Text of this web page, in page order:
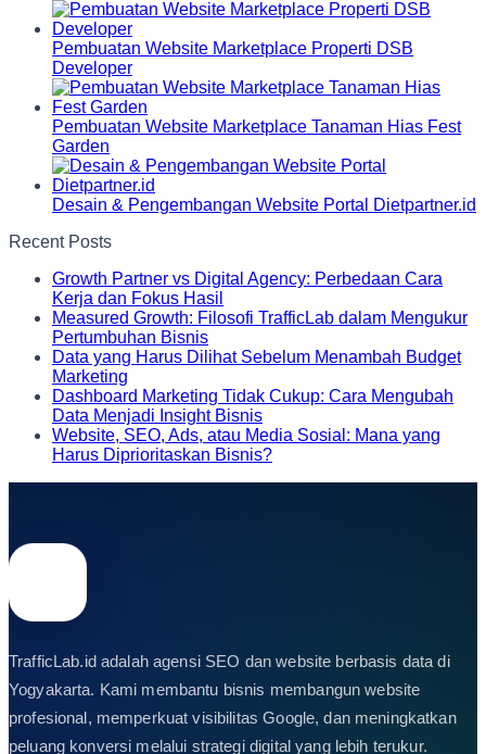
Pembuatan Website Marketplace Properti DSB
Developer
Pembuatan Website Marketplace Tanaman Hias Fest
Garden
Desain & Pengembangan Website Portal Dietpartner.id
Recent Posts
Growth Partner vs Digital Agency: Perbedaan Cara
Kerja dan Fokus Hasil
Measured Growth: Filosofi TrafficLab dalam Mengukur
Pertumbuhan Bisnis
Data yang Harus Dilihat Sebelum Menambah Budget
Marketing
Dashboard Marketing Tidak Cukup: Cara Mengubah
Data Menjadi Insight Bisnis
Website, SEO, Ads, atau Media Sosial: Mana yang
Harus Diprioritaskan Bisnis?
TrafficLab.id adalah agensi SEO dan website berbasis data di
Yogyakarta. Kami membantu bisnis membangun website
profesional, memperkuat visibilitas Google, dan meningkatkan
peluang konversi melalui strategi digital yang lebih terukur.